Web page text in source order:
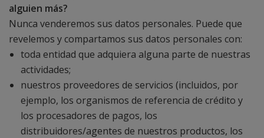
alguien más?
Nunca venderemos sus datos personales. Puede que
revelemos y compartamos sus datos personales con:
toda entidad que adquiera alguna parte de nuestras
actividades;
nuestros proveedores de servicios (incluidos, por
ejemplo, los organismos de referencia de crédito y
los procesadores de pagos, los
distribuidores/agentes de nuestros productos, los